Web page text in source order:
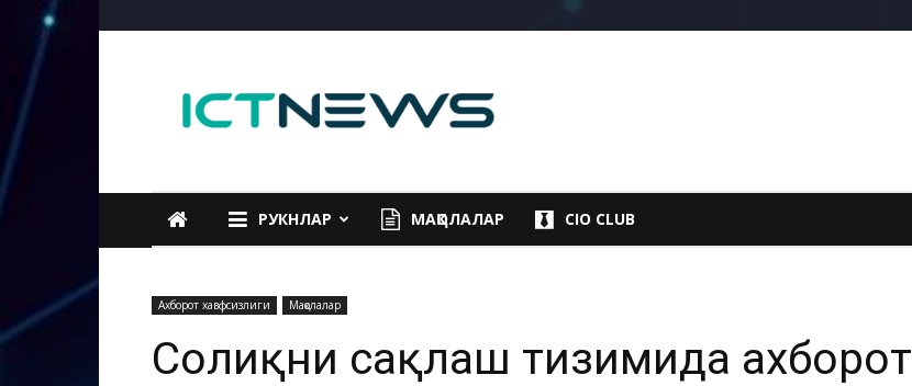
РУКНЛАР МАҚОЛАЛАР CIO CLUB
Ахборот хавфсизлиги Мақолалар
Соғлиқни сақлаш тизимида ахборот